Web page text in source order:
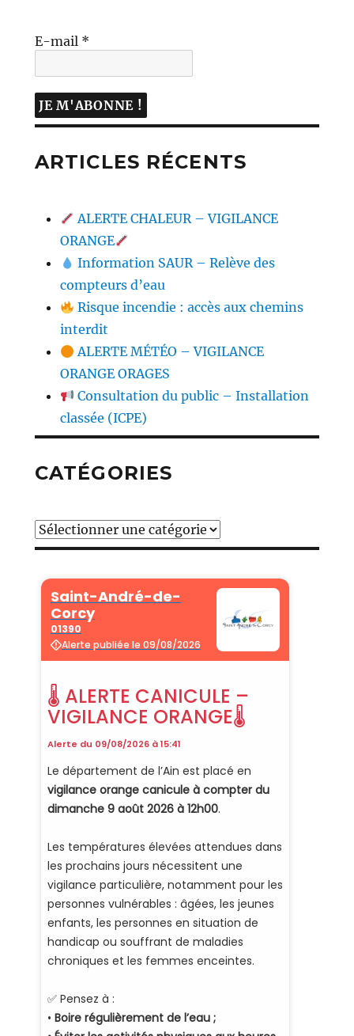
E-mail *
ARTICLES RÉCENTS
ALERTE CHALEUR – VIGILANCE
ORANGE
Information SAUR – Relève des
compteurs d’eau
Risque incendie : accès aux chemins
interdit
ALERTE MÉTÉO – VIGILANCE
ORANGE ORAGES
Consultation du public – Installation
classée (ICPE)
CATÉGORIES
Catégories